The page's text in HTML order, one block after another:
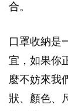
合。
口罩收納是
宜，如果你
麼不妨來我
狀、顏色、